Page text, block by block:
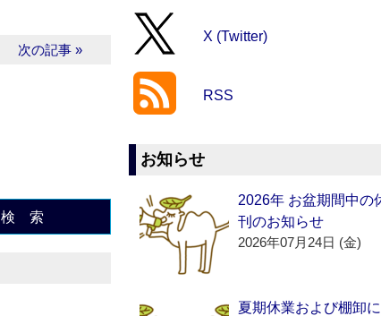
次の記事 »
検 索
X (Twitter)
RSS
お知らせ
2026年 お盆期間中の
刊のお知らせ
2026年07月24日 (金)
夏期休業および棚卸